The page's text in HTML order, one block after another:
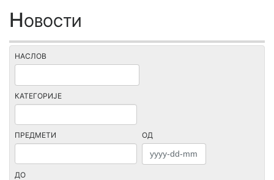
Новости
НАСЛОВ
КАТЕГОРИЈЕ
ПРЕДМЕТИ ОД
ДО